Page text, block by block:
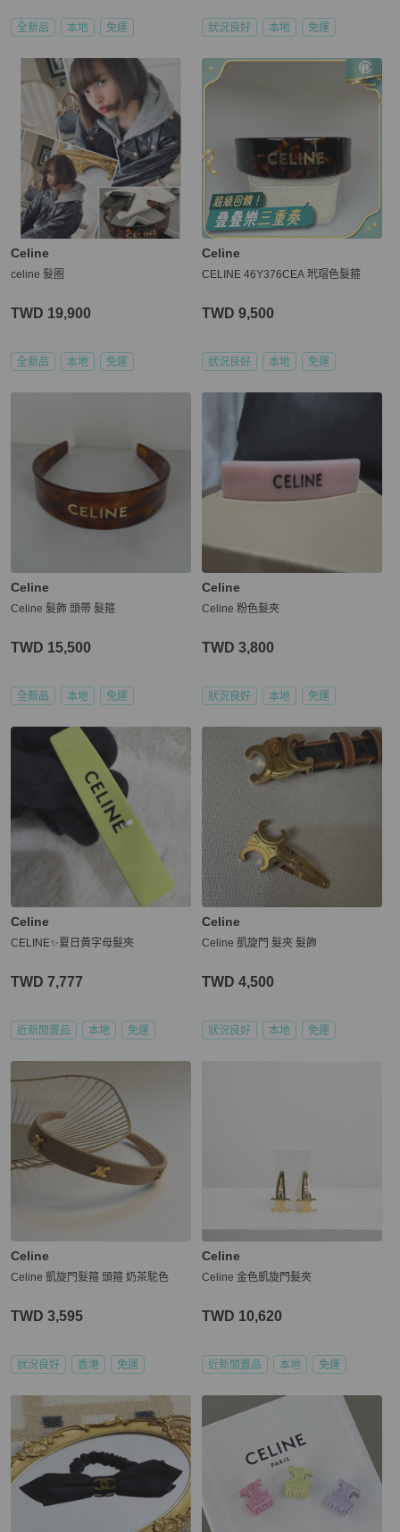
全新品 本地 免運 狀況良好 本地 免運
Celine
celine 髮圈
TWD 19,900
全新品 本地 免運
Celine
CELINE 46Y376CEA 玳瑁色髮箍
TWD 9,500
狀況良好 本地 免運
Celine
Celine 髮飾 頭帶 髮箍
TWD 15,500
全新品 本地 免運
Celine
Celine 粉色髮夾
TWD 3,800
狀況良好 本地 免運
Celine
CELINE✨夏日黃字母髮夾
TWD 7,777
近新閒置品 本地 免運
Celine
Celine 凱旋門 髮夾 髮飾
TWD 4,500
狀況良好 本地 免運
Celine
Celine 凱旋門髮箍 頭箍 奶茶駝色
TWD 3,595
狀況良好 香港 免運
Celine
Celine 金色凱旋門髮夾
TWD 10,620
近新閒置品 本地 免運